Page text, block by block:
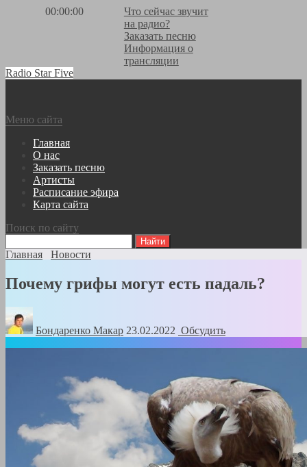
00:00:00
Что сейчас звучит
на радио?
Заказать песню
Информация о
трансляции
Radio Star Five
Меню сайта
Главная
О нас
Заказать песню
Артисты
Расписание эфира
Карта сайта
Поиск по сайту
Главная Новости
Почему грифы могут есть падаль?
Бондаренко Mакар 23.02.2022 Обсудить